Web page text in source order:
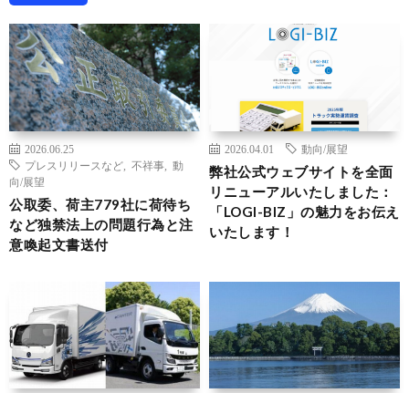
2026.06.25
プレスリリースなど
不祥事
動
向/展望
公取委、荷主779社に荷待ち
など独禁法上の問題行為と注
意喚起文書送付
2026.04.01 動向/展望
弊社公式ウェブサイトを全面
リニューアルいたしました：
「LOGI-BIZ」の魅力をお伝え
いたします！